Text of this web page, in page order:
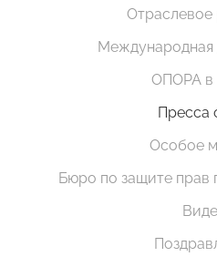
Отраслевое
Международная
ОПОРА в
Пресса
Особое
Бюро по защите прав